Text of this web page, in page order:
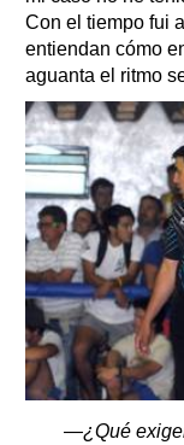
Con el tiempo fui
entiendan cómo
aguanta el ritmo
—¿Qué